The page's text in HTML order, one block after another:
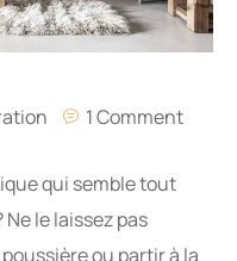
1 Comment
qui semble tout
le laissez pas
ou partir à la